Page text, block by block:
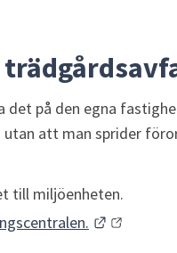
på den egna
att man sprider
till miljöenheten.
Länk till